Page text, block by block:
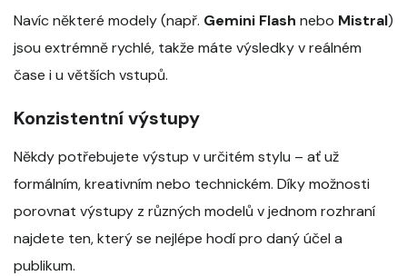
Navíc některé modely (např. Gemini Flash nebo Mistral)
jsou extrémně rychlé, takže máte výsledky v reálném
čase i u větších vstupů.
Konzistentní výstupy
Někdy potřebujete výstup v určitém stylu – ať už
formálním, kreativním nebo technickém. Díky možnosti
porovnat výstupy z různých modelů v jednom rozhraní
najdete ten, který se nejlépe hodí pro daný účel a
publikum.